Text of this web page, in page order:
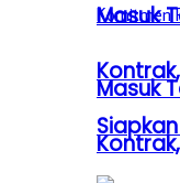
Masuk
Masuk